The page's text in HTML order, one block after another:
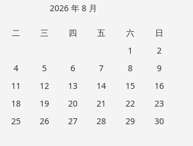
2026 年 8 月
二 三 四 五 六
日
1
2
4 5 6 7 8
9
11 12 13 14 15
16
18 19 20 21 22
23
25 26 27 28 29
30